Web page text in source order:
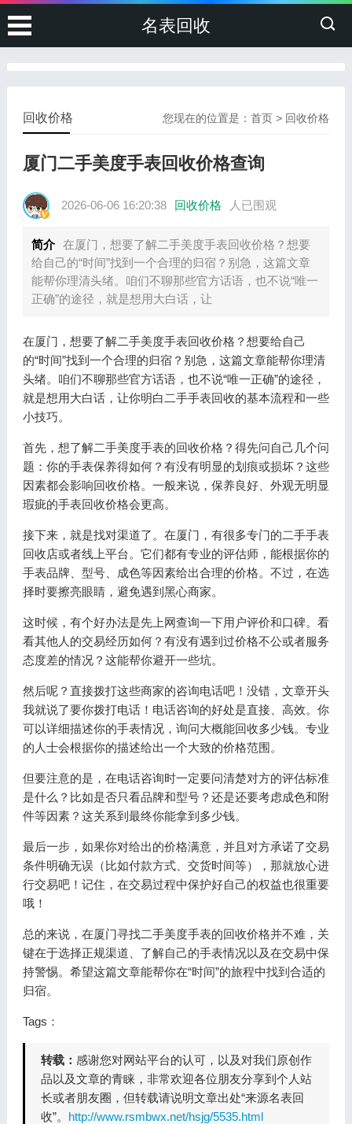
名表回收
您现在的位置是：首页 > 回收价格
回收价格
厦门二手美度手表回收价格查询
2026-06-06 16:20:38 回收价格 人已围观
简介 在厦门，想要了解二手美度手表回收价格？想要
给自己的“时间”找到一个合理的归宿？别急，这篇文章
能帮你理清头绪。咱们不聊那些官方话语，也不说“唯一
正确”的途径，就是想用大白话，让
在厦门，想要了解二手美度手表回收价格？想要给自己
的“时间”找到一个合理的归宿？别急，这篇文章能帮你理清
头绪。咱们不聊那些官方话语，也不说“唯一正确”的途径，
就是想用大白话，让你明白二手手表回收的基本流程和一些
小技巧。
首先，想了解二手美度手表的回收价格？得先问自己几个问
题：你的手表保养得如何？有没有明显的划痕或损坏？这些
因素都会影响回收价格。一般来说，保养良好、外观无明显
瑕疵的手表回收价格会更高。
接下来，就是找对渠道了。在厦门，有很多专门的二手手表
回收店或者线上平台。它们都有专业的评估师，能根据你的
手表品牌、型号、成色等因素给出合理的价格。不过，在选
择时要擦亮眼睛，避免遇到黑心商家。
这时候，有个好办法是先上网查询一下用户评价和口碑。看
看其他人的交易经历如何？有没有遇到过价格不公或者服务
态度差的情况？这能帮你避开一些坑。
然后呢？直接拨打这些商家的咨询电话吧！没错，文章开头
我就说了要你拨打电话！电话咨询的好处是直接、高效。你
可以详细描述你的手表情况，询问大概能回收多少钱。专业
的人士会根据你的描述给出一个大致的价格范围。
但要注意的是，在电话咨询时一定要问清楚对方的评估标准
是什么？比如是否只看品牌和型号？还是还要考虑成色和附
件等因素？这关系到最终你能拿到多少钱。
最后一步，如果你对给出的价格满意，并且对方承诺了交易
条件明确无误（比如付款方式、交货时间等），那就放心进
行交易吧！记住，在交易过程中保护好自己的权益也很重要
哦！
总的来说，在厦门寻找二手美度手表的回收价格并不难，关
键在于选择正规渠道、了解自己的手表情况以及在交易中保
持警惕。希望这篇文章能帮你在“时间”的旅程中找到合适的
归宿。
Tags：
转载： 感谢您对网站平台的认可，以及对我们原创作
品以及文章的青睐，非常欢迎各位朋友分享到个人站
长或者朋友圈，但转载请说明文章出处“来源名表回
收”。 http://www.rsmbwx.net/hsjg/5535.html